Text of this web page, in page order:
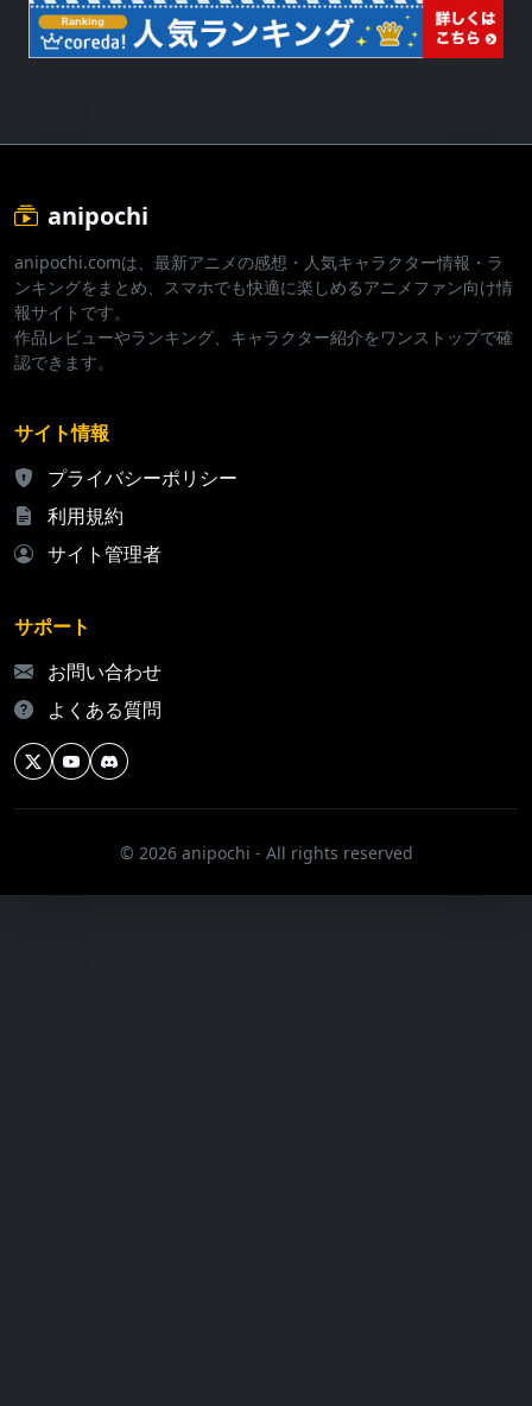
anipochi
anipochi.comは、最新アニメの感想・人気キャラクター情報・ラ
ンキングをまとめ、スマホでも快適に楽しめるアニメファン向け情
報サイトです。
作品レビューやランキング、キャラクター紹介をワンストップで確
認できます。
サイト情報
プライバシーポリシー
利用規約
サイト管理者
サポート
お問い合わせ
よくある質問
© 2026 anipochi - All rights reserved